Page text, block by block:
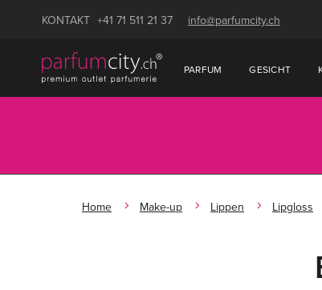
KONTAKT +41 71 511 21 37 info@parfumcity.ch
PARFUM GESICHT
Home Make-up Lippen Lipgloss